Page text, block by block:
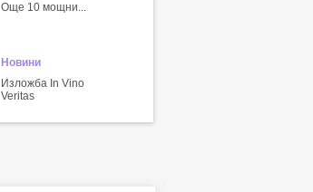
Още 10 мощни...
Новини
Изложба In Vino
Veritas